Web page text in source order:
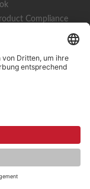
Compliance